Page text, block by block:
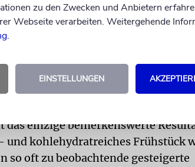
500 mittags und 700 als letzte
bei allen irgendwann die
ab und verloren rund 7,7
mit dem reichhaltigeren
3,6 Zentimeter weniger um die Hüfte
das einzige bemerkenswerte
und kohlehydratreiches Frühstück
so oft zu beobachtende gesteigerte
zu den Zwecken und Anbietern
Webseite verarbeiten. Weitergehende
.
EINSTELLUNGEN